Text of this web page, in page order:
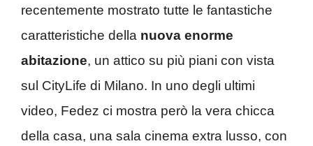
recentemente mostrato tutte le fantastiche
caratteristiche della nuova enorme
abitazione, un attico su più piani con vista
sul CityLife di Milano. In uno degli ultimi
video, Fedez ci mostra però la vera chicca
della casa, una sala cinema extra lusso, con